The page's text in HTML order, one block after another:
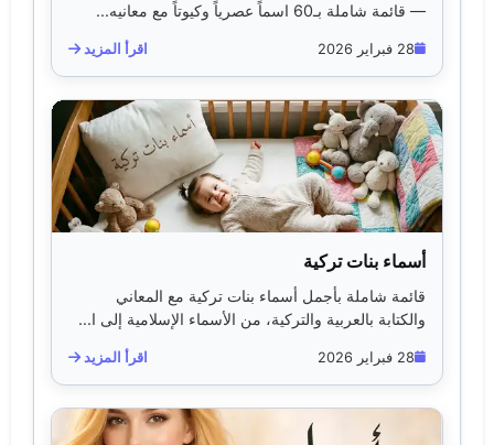
— قائمة شاملة بـ60 اسماً عصرياً وكيوتاً مع معانيه...
28 فبراير 2026 اقرأ المزيد
أسماء بنات تركية
قائمة شاملة بأجمل أسماء بنات تركية مع المعاني
والكتابة بالعربية والتركية، من الأسماء الإسلامية إلى ا...
28 فبراير 2026 اقرأ المزيد